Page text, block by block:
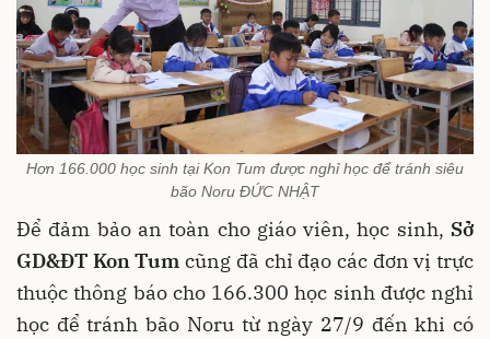
Hơn 166.000 học sinh tại Kon Tum được nghỉ học để tránh siêu
bão Noru ĐỨC NHẬT
Để đảm bảo an toàn cho giáo viên, học sinh, Sở
GD&ĐT Kon Tum cũng đã chỉ đạo các đơn vị trực
thuộc thông báo cho 166.300 học sinh được nghỉ
học để tránh bão Noru từ ngày 27/9 đến khi có